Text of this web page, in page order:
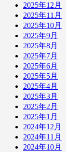
2025年12月
2025年11月
2025年10月
2025年9月
2025年8月
2025年7月
2025年6月
2025年5月
2025年4月
2025年3月
2025年2月
2025年1月
2024年12月
2024年11月
2024年10月